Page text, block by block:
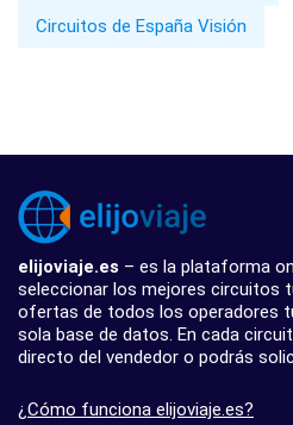
Circuitos de España Visión
elijoviaje.es – es la plataforma
seleccionar los mejores circuitos
ofertas de todos los operadores
sola base de datos. En cada
directo del vendedor o podrás
¿Cómo funciona elijoviaje.es?